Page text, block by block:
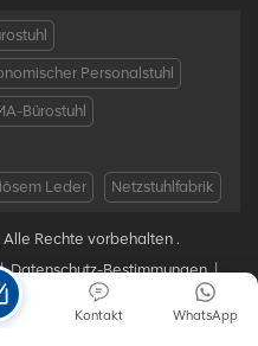
Personalstuhl
Bürostuhl
Leder Netzstuhlfabrik
Rechte vorbehalten .
Datenschutz-Bestimmungen |
WhatsApp
Kontakt